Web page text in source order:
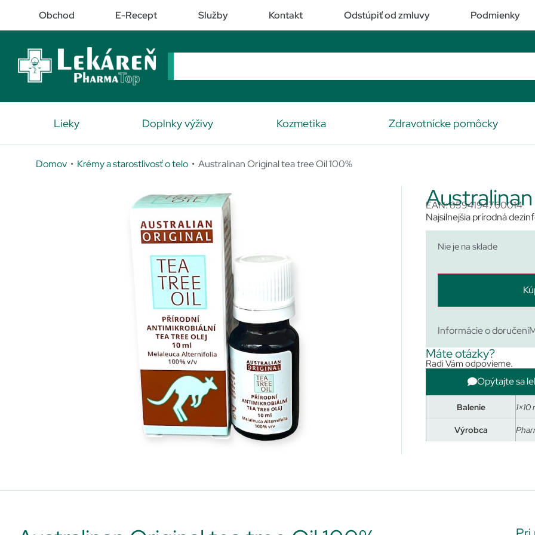
Obchod E-Recept Služby Kontakt Odstúpiť od zmluvy Podmienky
Lieky Doplnky výživy Kozmetika Zdravotnícke pomôcky
Domov • Krémy a starostlivosť o telo • Australinan Original tea tree Oil 100%
EAN: 8594194760014
Najsilnejšia prírodná
Nie je na sklade
Informácie o doručení
Máte otázky?
Radi Vám odpovieme.
Opýtajte sa
Balenie
1×10
Výrobca